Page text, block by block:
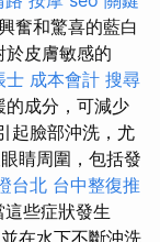
奮和驚喜的藍白
皮膚敏感的
士 成本會計 搜尋
的成分，可減少
起臉部沖洗，尤
睛周圍，包括發
台北 台中整復推
這些症狀發生
在水下不斷沖洗